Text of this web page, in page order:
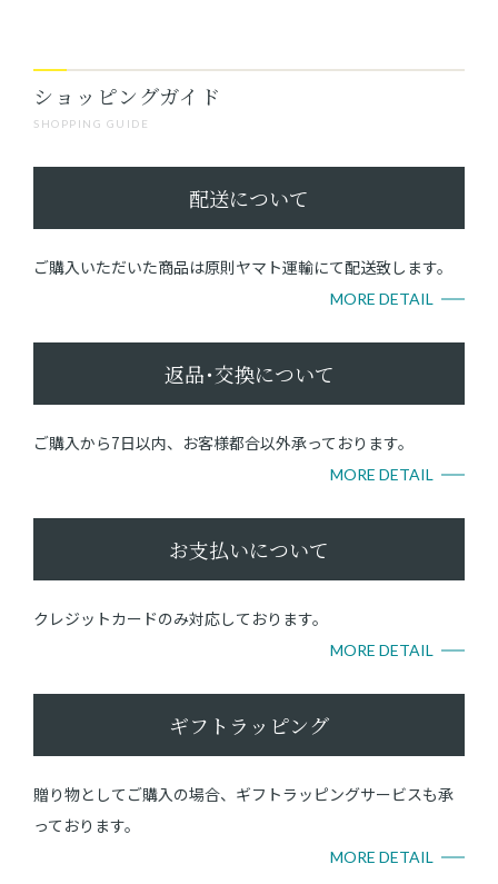
SHOPPING GUIDE
ショッピングガイド
配送について
ご購入いただいた商品は原則ヤマト運輸にて配送致します。
MORE DETAIL
返品･交換について
ご購入から7日以内、お客様都合以外承っております。
MORE DETAIL
お支払いについて
クレジットカードのみ対応しております。
MORE DETAIL
ギフトラッピング
贈り物としてご購入の場合、ギフトラッピングサービスも承
っております。
MORE DETAIL